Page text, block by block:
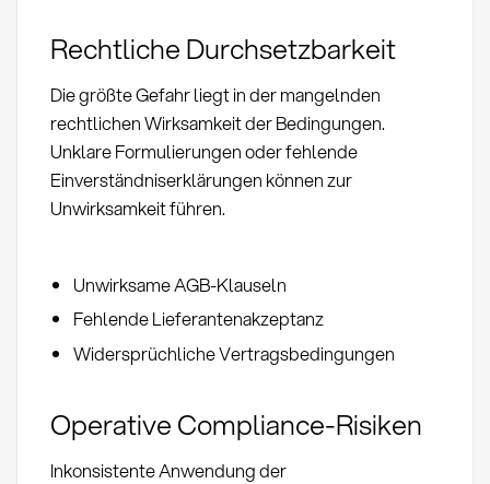
Rechtliche Durchsetzbarkeit
Die größte Gefahr liegt in der mangelnden
rechtlichen Wirksamkeit der Bedingungen.
Unklare Formulierungen oder fehlende
Einverständniserklärungen können zur
Unwirksamkeit führen.
Unwirksame AGB-Klauseln
Fehlende Lieferantenakzeptanz
Widersprüchliche Vertragsbedingungen
Operative Compliance-Risiken
Inkonsistente Anwendung der